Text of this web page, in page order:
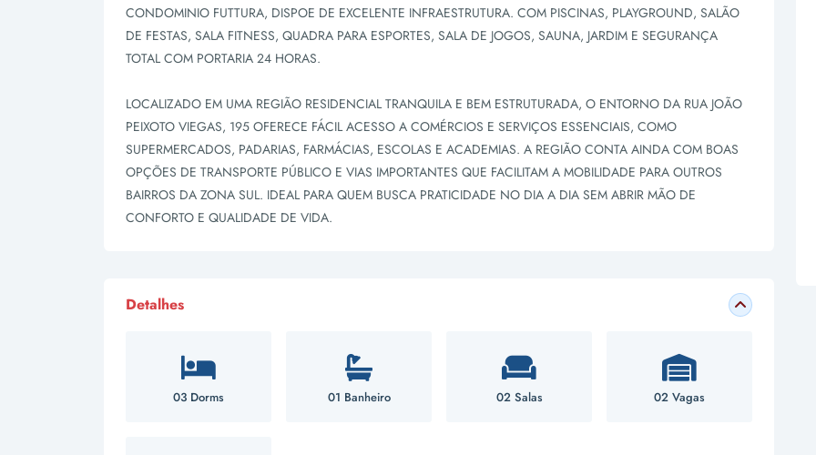
CONDOMINIO FUTTURA, DISPOE DE EXCELENTE INFRAESTRUTURA. COM PISCINAS, PLAYGROUND, SALÃO
DE FESTAS, SALA FITNESS, QUADRA PARA ESPORTES, SALA DE JOGOS, SAUNA, JARDIM E SEGURANÇA
TOTAL COM PORTARIA 24 HORAS.
LOCALIZADO EM UMA REGIÃO RESIDENCIAL TRANQUILA E BEM ESTRUTURADA, O ENTORNO DA RUA JOÃO
PEIXOTO VIEGAS, 195 OFERECE FÁCIL ACESSO A COMÉRCIOS E SERVIÇOS ESSENCIAIS, COMO
SUPERMERCADOS, PADARIAS, FARMÁCIAS, ESCOLAS E ACADEMIAS. A REGIÃO CONTA AINDA COM BOAS
OPÇÕES DE TRANSPORTE PÚBLICO E VIAS IMPORTANTES QUE FACILITAM A MOBILIDADE PARA OUTROS
BAIRROS DA ZONA SUL. IDEAL PARA QUEM BUSCA PRATICIDADE NO DIA A DIA SEM ABRIR MÃO DE
CONFORTO E QUALIDADE DE VIDA.
Detalhes
03 Dorms 01 Banheiro 02 Salas 02 Vagas